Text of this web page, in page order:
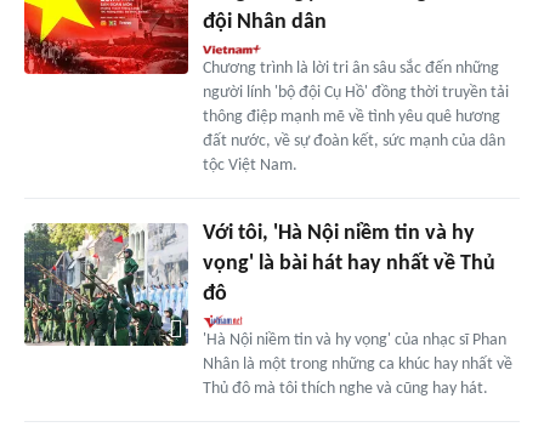
đội Nhân dân
Chương trình là lời tri ân sâu sắc đến những
người lính 'bộ đội Cụ Hồ' đồng thời truyền tải
thông điệp mạnh mẽ về tình yêu quê hương
đất nước, về sự đoàn kết, sức mạnh của dân
tộc Việt Nam.
Với tôi, 'Hà Nội niềm tin và hy
vọng' là bài hát hay nhất về Thủ
đô
'Hà Nội niềm tin và hy vọng' của nhạc sĩ Phan
Nhân là một trong những ca khúc hay nhất về
Thủ đô mà tôi thích nghe và cũng hay hát.